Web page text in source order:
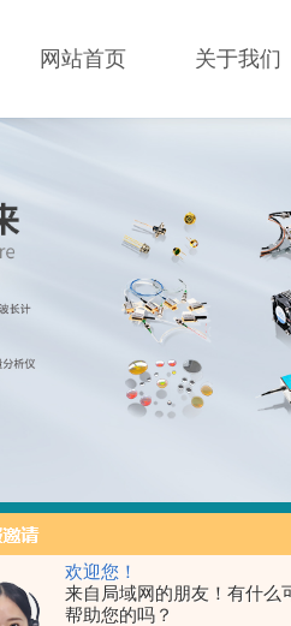
欢迎您！
来自局域网的朋友！有什么
帮助您的吗？
网站首页 关于我们
RF射频激光二极管驱动（控